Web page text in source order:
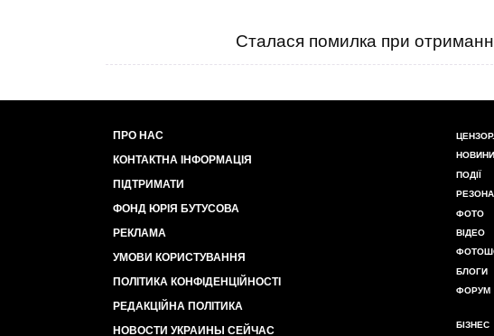
Сталася помилка при
ПРО НАС
КОНТАКТНА ІНФОРМАЦІЯ
ПІДТРИМАТИ
ФОНД ЮРІЯ БУТУСОВА
РЕКЛАМА
УМОВИ КОРИСТУВАННЯ
ПОЛІТИКА КОНФІДЕНЦІЙНОСТІ
РЕДАКЦІЙНА ПОЛІТИКА
НОВОСТИ УКРАИНЫ СЕЙЧАС
НОВИНИ
ПОДІЇ
ФОТО
ВІДЕО
БЛОГИ
ФОРУМ
БІЗНЕС